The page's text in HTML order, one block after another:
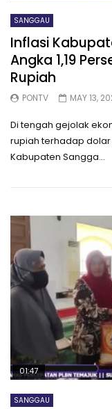
SANGGAU
Inflasi
Angka 1,19
Rupiah
PONTV MAY 13,
Di tengah gejolak
rupiah terhadap dolar
Kabupaten Sangga...
01:47
SANGGAU